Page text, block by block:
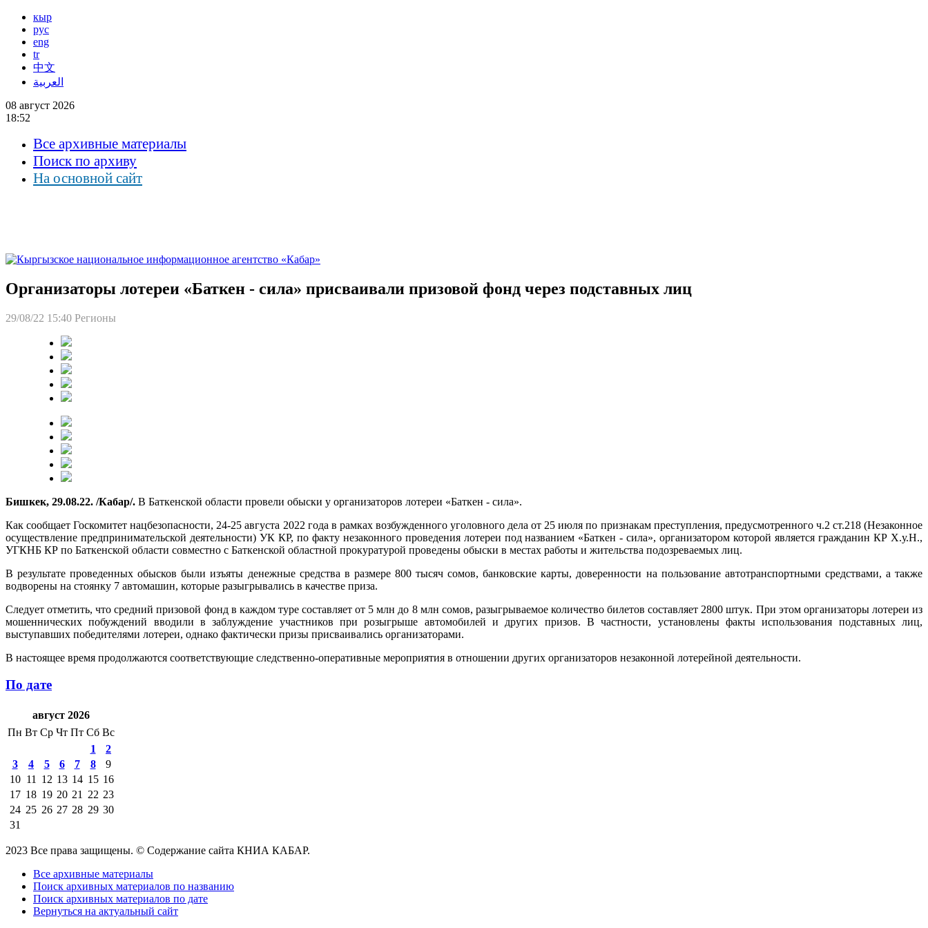
кыр
рус
eng
tr
中文
العربية
08 август 2026
18:52
Все архивные материалы
Поиск по архиву
На основной сайт
Организаторы лотереи «Баткен - сила» присваивали призовой фонд через подставных лиц
29/08/22 15:40 Регионы
Бишкек, 29.08.22. /Кабар/. В Баткенской области провели обыски у организаторов лотереи «Баткен - сила».
Как сообщает Госкомитет нацбезопасности, 24-25 августа 2022 года в рамках возбужденного уголовного дела от 25 июля по признакам преступления, предусмотренного ч.2 ст.218 (Незаконное
осуществление предпринимательской деятельности) УК КР, по факту незаконного проведения лотереи под названием «Баткен - сила», организатором которой является гражданин КР Х.у.Н.,
УГКНБ КР по Баткенской области совместно с Баткенской областной прокуратурой проведены обыски в местах работы и жительства подозреваемых лиц.
В результате проведенных обысков были изъяты денежные средства в размере 800 тысяч сомов, банковские карты, доверенности на пользование автотранспортными средствами, а также
водворены на стоянку 7 автомашин, которые разыгрывались в качестве приза.
Следует отметить, что средний призовой фонд в каждом туре составляет от 5 млн до 8 млн сомов, разыгрываемое количество билетов составляет 2800 штук. При этом организаторы лотереи из
мошеннических побуждений вводили в заблуждение участников при розыгрыше автомобилей и других призов. В частности, установлены факты использования подставных лиц,
выступавших победителями лотереи, однако фактически призы присваивались организаторами.
В настоящее время продолжаются соответствующие следственно-оперативные мероприятия в отношении других организаторов незаконной лотерейной деятельности.
По дате
август 2026
Пн Вт Ср Чт Пт Сб Вс
1
2
3
4 5 6 7 8
9
10 11 12 13 14 15 16
17 18 19 20 21 22 23
24 25 26 27 28 29 30
31
2023 Все права защищены. © Содержание сайта КНИА КАБАР.
Все архивные материалы
Поиск архивных материалов по названию
Поиск архивных материалов по дате
Вернуться на актуальный сайт